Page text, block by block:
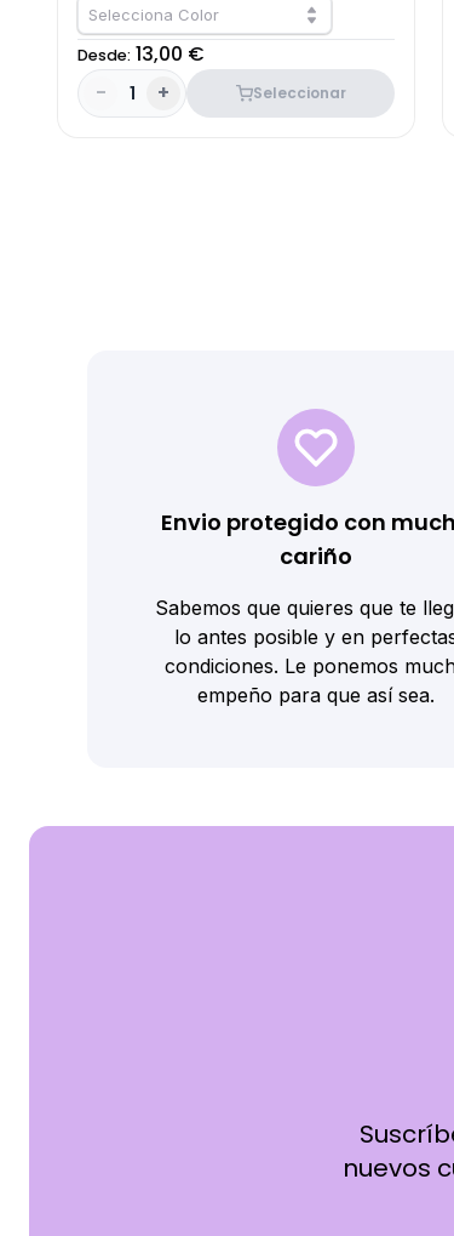
Selecciona Color
Desde: 13,00 €
-
1 + Seleccionar
Envio protegido con
cariño
Sabemos que quieres que te
lo antes posible y en
condiciones. Le ponemos
empeño para que así sea.
nuevos